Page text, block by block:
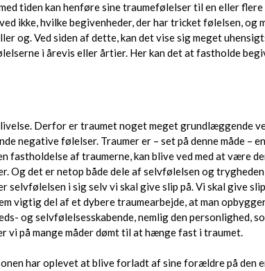
tiden kan henføre sine traumefølelser til en eller
ikke, hvilke begivenheder, der har tricket følelsen, og
og. Ved siden af dette, kan det vise sig meget
i årevis eller årtier. Her kan det at fastholde
Derfor er traumet noget meget grundlæggende
negative følelser. Traumer er – set på denne måde – en
fastholdelse af traumerne, kan blive ved med at være
Og det er netop både dele af selvfølelsen og
i sig selv vi skal give slip på. Vi skal give
vigtig del af et dybere traumearbejde, at man
og selvfølelsesskabende, nemlig den personlighed,
vi på mange måder dømt til at hænge fast i traumet.
har oplevet at blive forladt af sine forældre på den